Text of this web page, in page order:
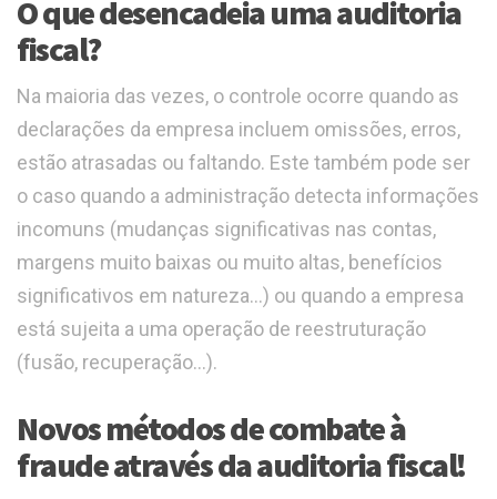
O que desencadeia uma auditoria
fiscal?
Na maioria das vezes, o controle ocorre quando as
declarações da empresa incluem omissões, erros,
estão atrasadas ou faltando. Este também pode ser
o caso quando a administração detecta informações
incomuns (mudanças significativas nas contas,
margens muito baixas ou muito altas, benefícios
significativos em natureza…) ou quando a empresa
está sujeita a uma operação de reestruturação
(fusão, recuperação…).
Novos métodos de combate à
fraude através da auditoria fiscal!